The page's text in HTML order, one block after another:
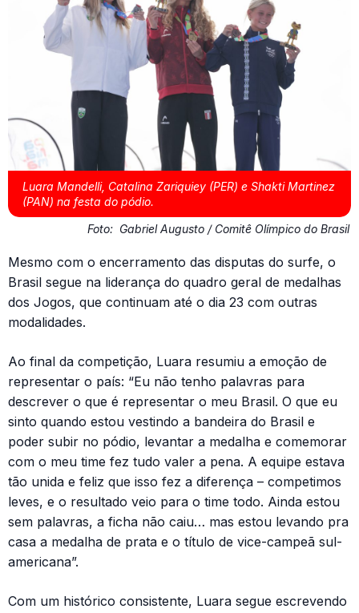
Luara Mandelli, Catalina Zariquiey (PER) e Shakti Martinez
(PAN) na festa do pódio.
Foto: Gabriel Augusto / Comitê Olímpico do Brasil
Mesmo com o encerramento das disputas do surfe, o
Brasil segue na liderança do quadro geral de medalhas
dos Jogos, que continuam até o dia 23 com outras
modalidades.
Ao final da competição, Luara resumiu a emoção de
representar o país: “Eu não tenho palavras para
descrever o que é representar o meu Brasil. O que eu
sinto quando estou vestindo a bandeira do Brasil e
poder subir no pódio, levantar a medalha e comemorar
com o meu time fez tudo valer a pena. A equipe estava
tão unida e feliz que isso fez a diferença – competimos
leves, e o resultado veio para o time todo. Ainda estou
sem palavras, a ficha não caiu… mas estou levando pra
casa a medalha de prata e o título de vice-campeã sul-
americana”.
Com um histórico consistente, Luara segue escrevendo